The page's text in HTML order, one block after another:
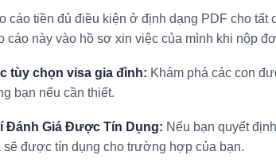
cáo tiền đủ điều kiện ở định dạng PDF cho
cáo này vào hồ sơ xin việc của mình khi nộp
tùy chọn visa gia đình: Khám phá các con
bạn nếu cần thiết.
Đánh Giá Được Tín Dụng: Nếu bạn quyết
sẽ được tín dụng cho trường hợp của bạn.